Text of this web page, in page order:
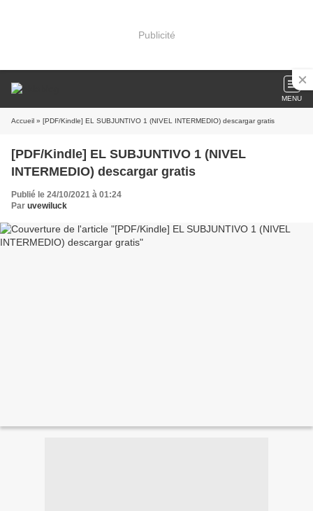
Publicité
MENU
Accueil » [PDF/Kindle] EL SUBJUNTIVO 1 (NIVEL INTERMEDIO) descargar gratis
[PDF/Kindle] EL SUBJUNTIVO 1 (NIVEL
INTERMEDIO) descargar gratis
Publié le 24/10/2021 à 01:24
Par uvewiluck